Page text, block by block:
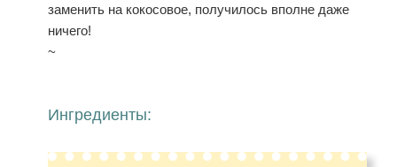
заменить на кокосовое, получилось вполне даже
ничего!
~
Ингредиенты: